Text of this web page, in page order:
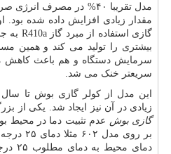
مدل تقریبا ۴۰% در مصرف
مقدار زیادی افزایش داده شده بود.
گازی استفاده از مبرد گاز R410a به
بیشتری را تولید می کند و همین
سرمایش دستگاه و هم باعث کاهش
سریعتر خنک می شد.
زیادی در آن نیز ایجاد شد. یکی از
گازی بوش عدم تثبیت دما در محیط
بر روی